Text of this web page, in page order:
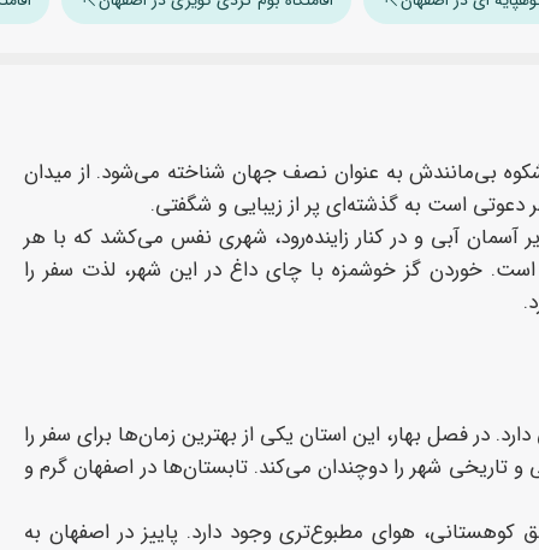
بی‌مانندش به عنوان نصف جهان شناخته می‌شود. از میدان
دعوتی است به گذشته‌ای پر از زیبایی و شگفتی.
آسمان آبی و در کنار زاینده‌رود، شهری نفس می‌کشد که با هر
است. خوردن گز خوشمزه با چای داغ در این شهر، لذت سفر را
در فصل بهار، این استان یکی از بهترین زمان‌ها برای سفر را
و تاریخی شهر را دوچندان می‌کند. تابستان‌ها در اصفهان گرم و
هوای مطبوع‌تری وجود دارد. پاییز در اصفهان به